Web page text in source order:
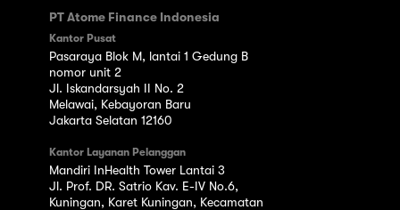
PT Atome Finance Indonesia
Kantor Pusat
Pasaraya Blok M, lantai 1 Gedung B
nomor unit 2
Jl. Iskandarsyah II No. 2
Melawai, Kebayoran Baru
Jakarta Selatan 12160
Kantor Layanan Pelanggan
Mandiri InHealth Tower Lantai 3
Jl. Prof. DR. Satrio Kav. E-IV No.6,
Kuningan, Karet Kuningan, Kecamatan